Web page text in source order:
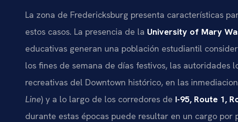
La zona de Fredericksburg presenta características
estos casos. La presencia de la University of Mary
educativas generan una población estudiantil
los fines de semana de días festivos, las autoridades
recreativas del Downtown histórico, en las
Line) y a lo largo de los corredores de I-95, Route 1,
durante estas épocas puede resultar en un cargo por